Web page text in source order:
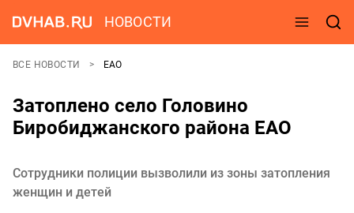
НОВОСТИ
ВСЕ НОВОСТИ ЕАО
Затоплено село Головино
Биробиджанского района ЕАО
Сотрудники полиции вызволили из зоны затопления
женщин и детей